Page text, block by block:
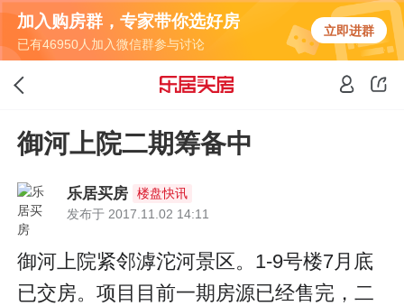
加入购房群，专家带你选好房
已有46950人加入微信群参与讨论
立即进群
御河上院二期筹备中
乐居买房
楼盘快讯
发布于 2017.11.02 14:11
御河上院紧邻滹沱河景区。1-9号楼7月底
已交房。项目目前一期房源已经售完，二